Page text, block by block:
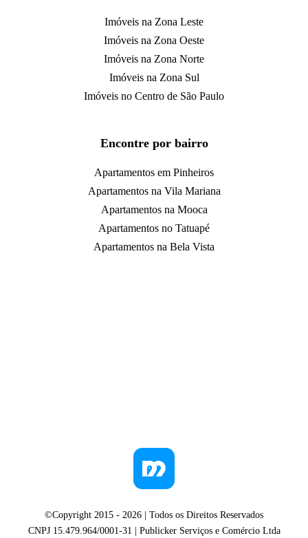
Imóveis na Zona Leste
Imóveis na Zona Oeste
Imóveis na Zona Norte
Imóveis na Zona Sul
Imóveis no Centro de São Paulo
Encontre por bairro
Apartamentos em Pinheiros
Apartamentos na Vila Mariana
Apartamentos na Mooca
Apartamentos no Tatuapé
Apartamentos na Bela Vista
©Copyright 2015 - 2026 | Todos os Direitos Reservados
CNPJ 15.479.964/0001-31 | Publicker Serviços e Comércio Ltda